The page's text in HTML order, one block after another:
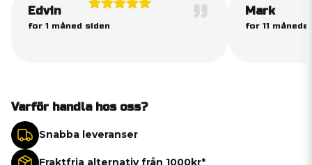
Edvin
for 1 måned siden
Mark
for 11
Varför handla hos oss?
Snabba leveranser
Fraktfria alternativ från 1000kr*